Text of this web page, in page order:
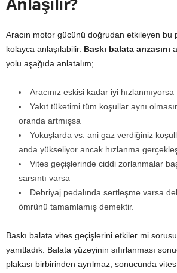
Aracın motor gücünü doğrudan etkileyen bu
kolayca anlaşılabilir. Baskı balata arızasını
yolu aşağıda anlatalım;
Aracınız eskisi kadar iyi hızlanmıyorsa
Yakıt tüketimi tüm koşullar aynı
oranda artmışsa
Yokuşlarda vs. ani gaz verdiğiniz
anda yükseliyor ancak hızlanma
Vites geçişlerinde ciddi zorlanmalar
sarsıntı varsa
Debriyaj pedalında sertleşme varsa
ömrünü tamamlamış demektir.
Baskı balata vites geçişlerini etkiler mi
yanıtladık. Balata yüzeyinin sıfırlanması
plakası birbirinden ayrılmaz, sonucunda